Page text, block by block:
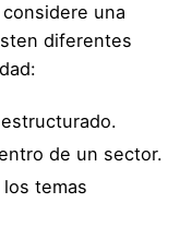
una
diferentes
de un sector.
temas